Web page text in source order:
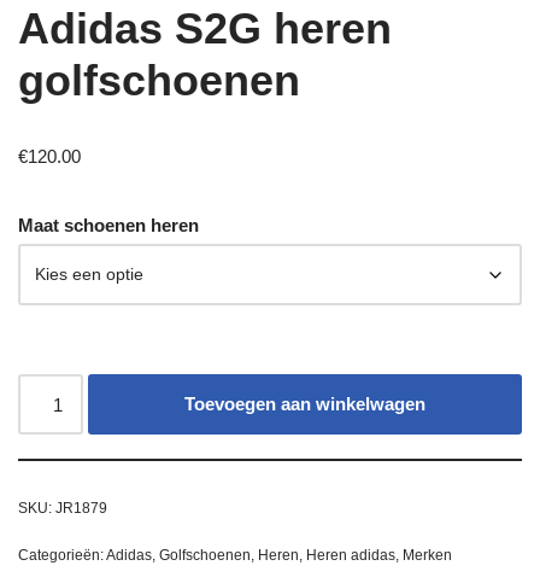
Adidas S2G heren
golfschoenen
€120.00
Maat schoenen heren
Toevoegen aan winkelwagen
SKU: JR1879
Categorieën:Adidas, Golfschoenen, Heren, Heren adidas, Merken